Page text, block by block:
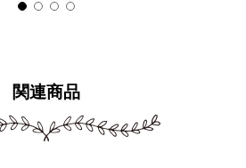
関連商品